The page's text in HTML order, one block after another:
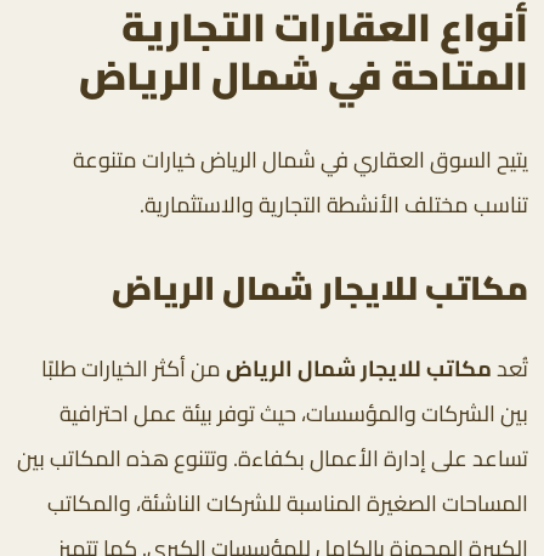
أنواع العقارات التجارية
المتاحة في شمال الرياض
يتيح السوق العقاري في شمال الرياض خيارات متنوعة
تناسب مختلف الأنشطة التجارية والاستثمارية.
مكاتب للايجار شمال الرياض
تُعدمكاتب للايجار شمال الرياضمن أكثر الخيارات طلبًا
بين الشركات والمؤسسات، حيث توفر بيئة عمل احترافية
تساعد على إدارة الأعمال بكفاءة. وتتنوع هذه المكاتب بين
المساحات الصغيرة المناسبة للشركات الناشئة، والمكاتب